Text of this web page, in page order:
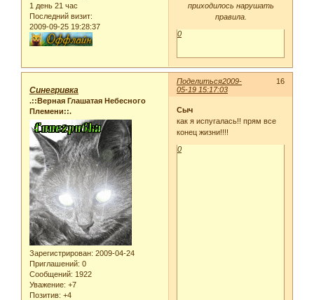
1 день 21 час
Последний визит:
2009-09-25 19:28:37
приходилось нарушать
правила.
0
Поделиться 16
2009-
05-19 15:17:03
Синегривка
.::Верная Глашатая Небесного
Племени::.
Зарегистрирован: 2009-04-24
Приглашений: 0
Сообщений: 1922
Уважение: +7
Позитив: +4
Сыч
как я испугалась!! прям все
конец жизни!!!!
0